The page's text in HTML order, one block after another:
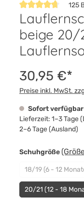
Durchschnittliche
125
beige 20/
30,95 €*
Preise inkl. MwSt.
Sofort verfügbar
Lieferzeit: 1–3 Tage
2–6 Tage (Ausland)
Schuhgröße
18/19 (6 - 12
20/21 (12 - 18